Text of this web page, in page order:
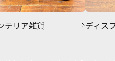
テリア雑貨 ディス